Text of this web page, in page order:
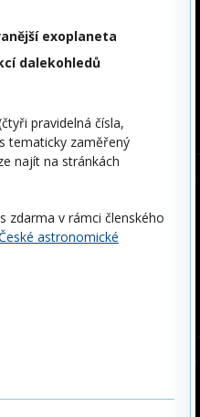
exoplaneta
dalekohledů
pravidelná čísla,
tematicky zaměřený
najít na stránkách
zdarma v rámci členského
astronomické